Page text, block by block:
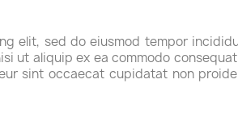
elit, sed do eiusmod tempor
ut aliquip ex ea commodo
sint occaecat cupidatat non